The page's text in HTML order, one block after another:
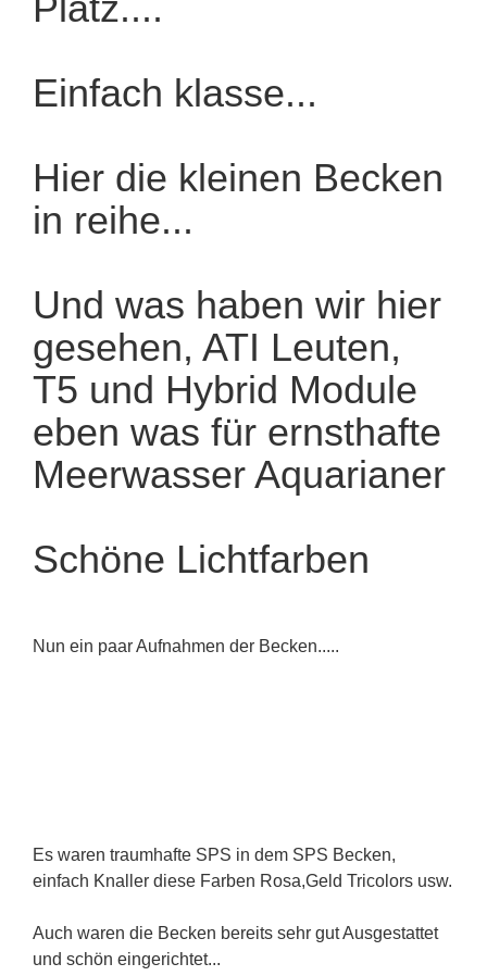
Einfach klasse...
Hier die kleinen Becken
in reihe...
Und was haben wir hier
gesehen, ATI Leuten,
T5 und Hybrid Module
eben was für ernsthafte
Meerwasser Aquarianer
Schöne Lichtfarben
Nun ein paar Aufnahmen der Becken.....
Es waren traumhafte SPS in dem SPS Becken,
einfach Knaller diese Farben Rosa,Geld Tricolors usw.
Auch waren die Becken bereits sehr gut Ausgestattet
und schön eingerichtet...